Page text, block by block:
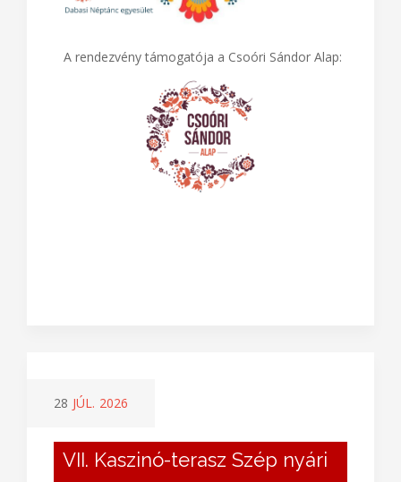
A rendezvény támogatója a Csoóri Sándor Alap:
28 JÚL. 2026
VII. Kaszinó-terasz Szép nyári